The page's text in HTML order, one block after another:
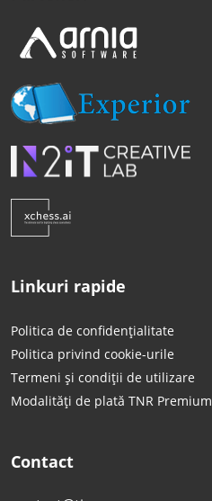
Linkuri rapide
Politica de confidențialitate
Politica privind cookie-urile
Termeni și condiții de utilizare
Modalități de plată TNR Premium
Contact